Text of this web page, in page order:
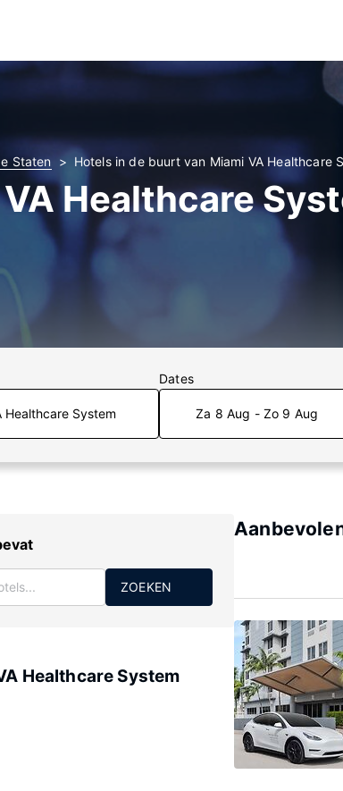
Staten Hotels in de buurt van Miami VA Healthcare
Healthcare
Dates
Za 8 Aug - Zo 9 Aug
ZOEKEN
Healthcare System